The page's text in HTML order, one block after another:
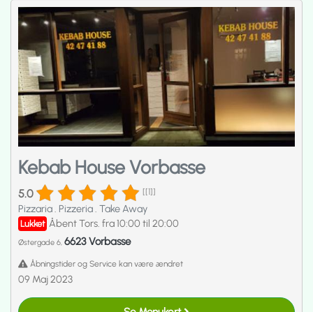
Kebab House Vorbasse
5.0 [[1]]
Pizzaria. Pizzeria. Take Away
Lukket Åbent Tors. fra 10:00 til 20:00
Østergade 6, 6623 Vorbasse
Åbningstider og Service kan være ændret
09 Maj 2023